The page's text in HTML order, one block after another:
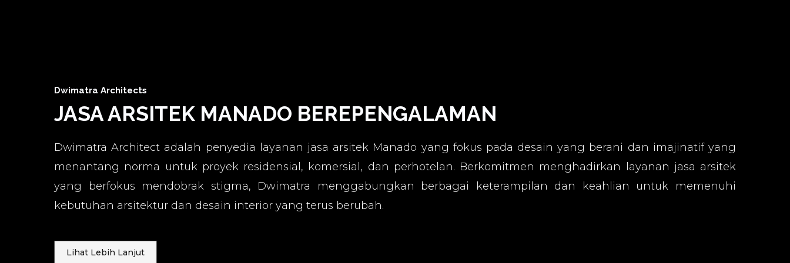
Dwimatra Architects
JASA ARSITEK MANADO BEREPENGALAMAN
Dwimatra Architect adalah penyedia layanan jasa arsitek Manado yang fokus pada desain yang berani dan imajinatif yang
menantang norma untuk proyek residensial, komersial, dan perhotelan. Berkomitmen menghadirkan layanan jasa arsitek
yang berfokus mendobrak stigma, Dwimatra menggabungkan berbagai keterampilan dan keahlian untuk memenuhi
kebutuhan arsitektur dan desain interior yang terus berubah.
Lihat Lebih Lanjut